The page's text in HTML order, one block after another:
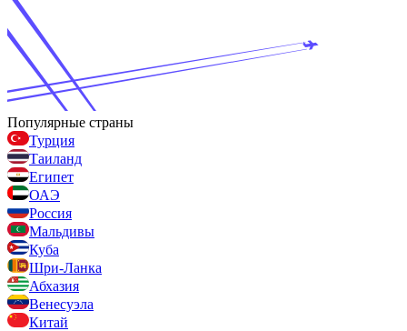
Популярные страны
Турция
Таиланд
Египет
ОАЭ
Россия
Мальдивы
Куба
Шри-Ланка
Абхазия
Венесуэла
Китай